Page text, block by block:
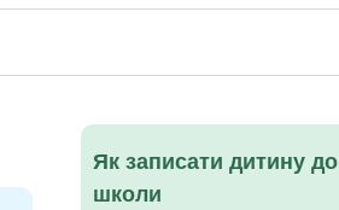
Як записати дитину до
школи